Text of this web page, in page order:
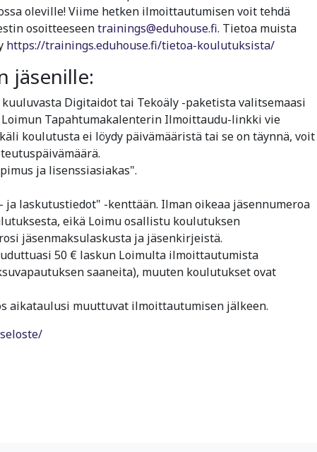
oleville! Viime hetken ilmoittautumisen voit tehdä
osoitteeseentrainings@eduhouse.fi. Tietoa muista
https://trainings.eduhouse.fi/tietoa-koulutuksista/
jäsenille:
Digitaidot tai Tekoäly -paketista valitsemaasi
Tapahtumakalenterin Ilmoittaudu-linkki vie
koulutusta ei löydy päivämääristä tai se on täynnä, voit
ja lisenssiasiakas".
ja laskutustiedot" -kenttään. Ilman oikeaa jäsennumeroa
eikä Loimu osallistu koulutuksen
jäsenmaksulaskusta ja jäsenkirjeistä.
50 € laskun Loimulta ilmoittautumista
saaneita), muuten koulutukset ovat
aikataulusi muuttuvat ilmoittautumisen jälkeen.